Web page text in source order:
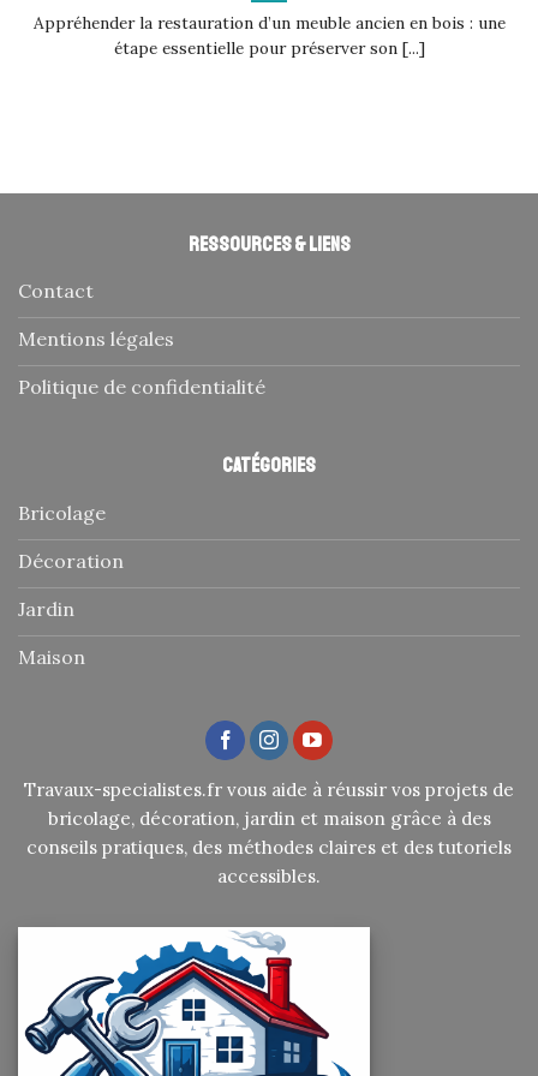
Appréhender la restauration d’un meuble ancien en bois : une
étape essentielle pour préserver son [...]
Ressources & liens
Contact
Mentions légales
Politique de confidentialité
Catégories
Bricolage
Décoration
Jardin
Maison
Travaux-specialistes.fr vous aide à réussir vos projets de
bricolage, décoration, jardin et maison grâce à des
conseils pratiques, des méthodes claires et des tutoriels
accessibles.